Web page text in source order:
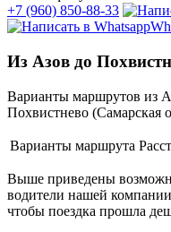
+7 (960) 850-88-33
Из Азов до
Варианты маршрутов из
Похвистнево (Самарская
Варианты маршрута
Выше приведены
водители нашей
чтобы поездка прошла